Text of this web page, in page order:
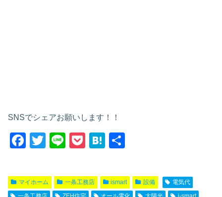
SNSでシェアお願いします！！
F
c
e
T
tt
er
Li
e
P
ck
et
H
e
n
マイホーム 一条工務店 ismart 設備
電気代